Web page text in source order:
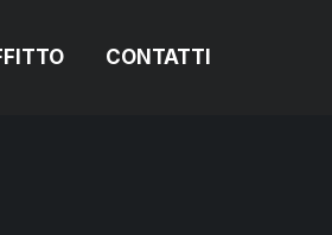
CONTATTI